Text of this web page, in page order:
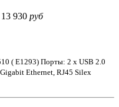
13 930 руб
( E1293) Порты: 2 x USB 2.0
Ethernet, RJ45 Silex